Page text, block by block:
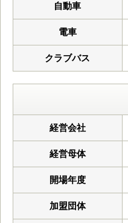
自動車
電車
クラブバス
経営会社
経営母体
開場年度
加盟団体